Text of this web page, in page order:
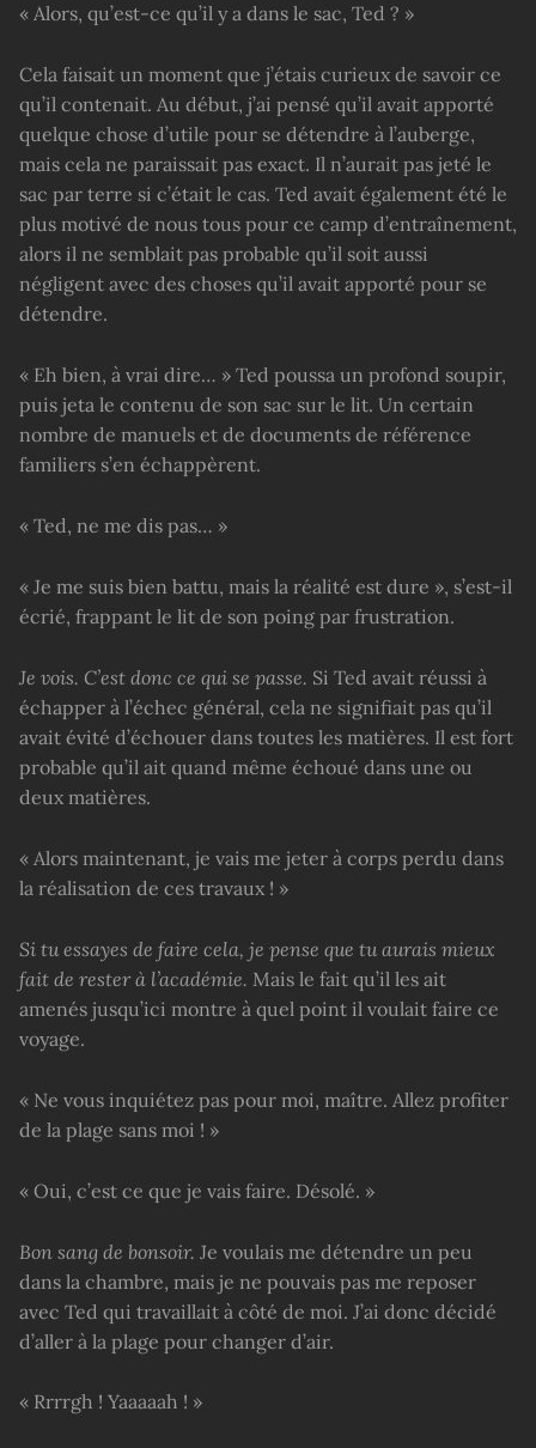
« Alors, qu’est-ce qu’il y a dans le sac, Ted ? »
Cela faisait un moment que j’étais curieux de savoir ce
qu’il contenait. Au début, j’ai pensé qu’il avait apporté
quelque chose d’utile pour se détendre à l’auberge,
mais cela ne paraissait pas exact. Il n’aurait pas jeté le
sac par terre si c’était le cas. Ted avait également été le
plus motivé de nous tous pour ce camp d’entraînement,
alors il ne semblait pas probable qu’il soit aussi
négligent avec des choses qu’il avait apporté pour se
détendre.
« Eh bien, à vrai dire… » Ted poussa un profond soupir,
puis jeta le contenu de son sac sur le lit. Un certain
nombre de manuels et de documents de référence
familiers s’en échappèrent.
« Ted, ne me dis pas… »
« Je me suis bien battu, mais la réalité est dure », s’est-il
écrié, frappant le lit de son poing par frustration.
Je vois. C’est donc ce qui se passe. Si Ted avait réussi à
échapper à l’échec général, cela ne signifiait pas qu’il
avait évité d’échouer dans toutes les matières. Il est fort
probable qu’il ait quand même échoué dans une ou
deux matières.
« Alors maintenant, je vais me jeter à corps perdu dans
la réalisation de ces travaux ! »
Si tu essayes de faire cela, je pense que tu aurais mieux
fait de rester à l’académie. Mais le fait qu’il les ait
amenés jusqu’ici montre à quel point il voulait faire ce
voyage.
« Ne vous inquiétez pas pour moi, maître. Allez profiter
de la plage sans moi ! »
« Oui, c’est ce que je vais faire. Désolé. »
Bon sang de bonsoir. Je voulais me détendre un peu
dans la chambre, mais je ne pouvais pas me reposer
avec Ted qui travaillait à côté de moi. J’ai donc décidé
d’aller à la plage pour changer d’air.
« Rrrrgh ! Yaaaaah ! »